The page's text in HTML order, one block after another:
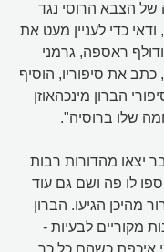
של הצבא הרוסי נגד
ודאי כדי לעניין מעט את
ראספה, גרמני
את סיפוריו, הוסיף
הברון מינכהאוזן
שלו ברוסיה".
מהדורות רבות
לו פה ושם גם עוד
מהיכן הגיעו. הברון
מקוריים לבעיות -
איכפת כשהם כל כך